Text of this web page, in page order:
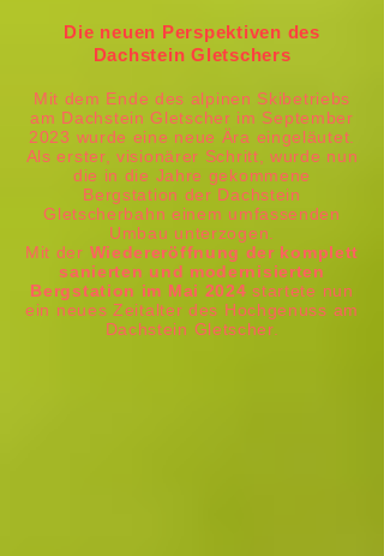
Die neuen Perspektiven des
Dachstein Gletschers
Mit dem Ende des alpinen Skibetriebs
am Dachstein Gletscher im September
2023 wurde eine neue Ära eingeläutet.
Als erster, visionärer Schritt, wurde nun
die in die Jahre gekommene
Bergstation der Dachstein
Gletscherbahn einem umfassenden
Umbau unterzogen.
Mit der Wiedereröffnung der komplett
sanierten und modernisierten
Bergstation im Mai 2024 startete nun
ein neues Zeitalter des Hochgenuss am
Dachstein Gletscher.